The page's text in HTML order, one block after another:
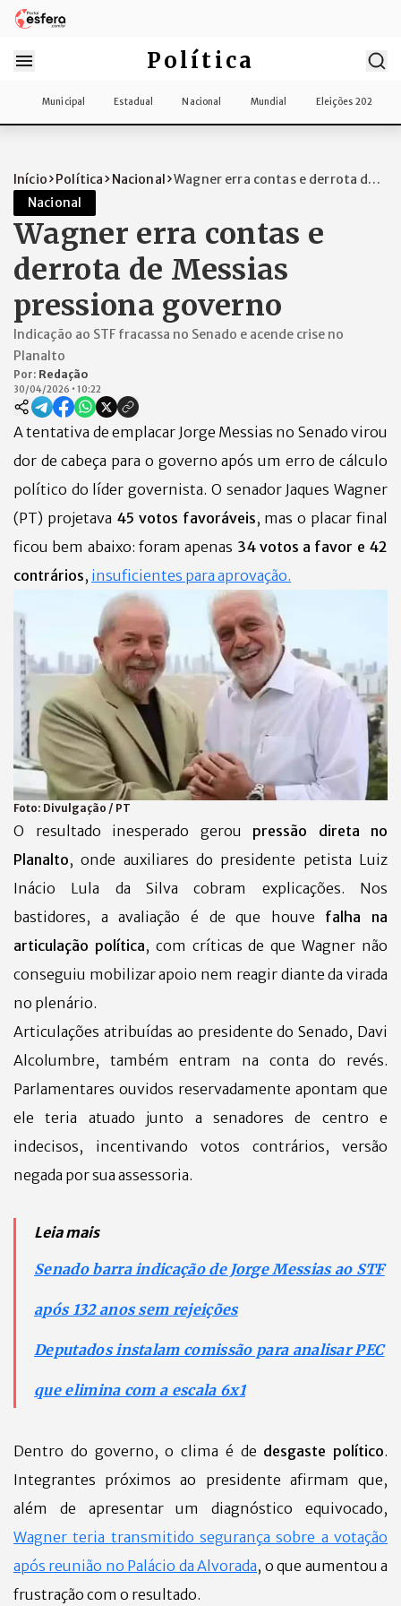
Política
Municipal Estadual Nacional Mundial Eleições 2026
Início Política Nacional Wagner erra contas e derrota de
Nacional
Wagner erra contas e
derrota de Messias
pressiona governo
Indicação ao STF fracassa no Senado e acende crise no
Planalto
Por: Redação
30/04/2026 • 10:22
A tentativa de emplacar Jorge Messias no Senado virou
dor de cabeça para o governo após um erro de cálculo
político do líder governista. O senador Jaques Wagner
(PT) projetava 45 votos favoráveis, mas o placar final
ficou bem abaixo: foram apenas 34 votos a favor e 42
contrários, insuficientes para aprovação.
Foto: Divulgação / PT
O resultado inesperado gerou pressão direta no
Planalto, onde auxiliares do presidente petista Luiz
Inácio Lula da Silva cobram explicações. Nos
bastidores, a avaliação é de que houve falha na
articulação política, com críticas de que Wagner não
conseguiu mobilizar apoio nem reagir diante da virada
no plenário.
Articulações atribuídas ao presidente do Senado, Davi
Alcolumbre, também entram na conta do revés.
Parlamentares ouvidos reservadamente apontam que
ele teria atuado junto a senadores de centro e
indecisos, incentivando votos contrários, versão
negada por sua assessoria.
Leia mais
Senado barra indicação de Jorge Messias ao STF
após 132 anos sem rejeições
Deputados instalam comissão para analisar PEC
que elimina com a escala 6x1
Dentro do governo, o clima é de desgaste político.
Integrantes próximos ao presidente afirmam que,
além de apresentar um diagnóstico equivocado,
Wagner teria transmitido segurança sobre a votação
após reunião no Palácio da Alvorada, o que aumentou a
frustração com o resultado.